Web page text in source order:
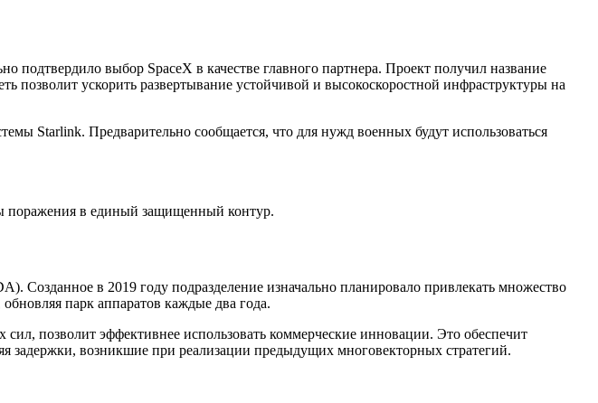
выбор SpaceX в качестве главного партнера. Проект получил название
позволит ускорить развертывание устойчивой и высокоскоростной инфраструктуры на
Starlink. Предварительно сообщается, что для нужд военных будут использоваться
поражения в единый защищенный контур.
Созданное в 2019 году подразделение изначально планировало привлекать множество
парк аппаратов каждые два года.
позволит эффективнее использовать коммерческие инновации. Это обеспечит
задержки, возникшие при реализации предыдущих многовекторных стратегий.